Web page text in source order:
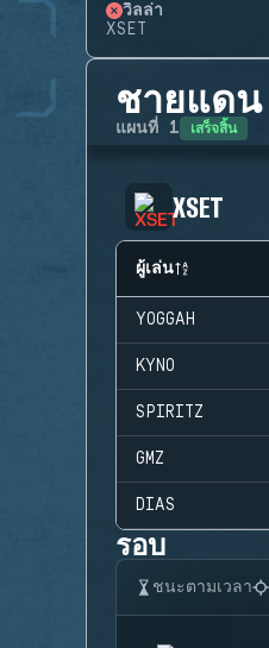
วิลล่า
XSET
ชายแดน
แผนที่ 1 เสร็จสิ้น
XSET
ผู้เล่น
YOGGAH
KYNO
SPIRITZ
GMZ
DIAS
รอบ
ชนะตามเวลา